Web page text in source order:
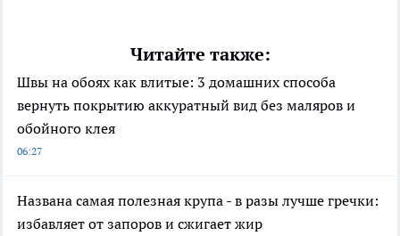
Читайте также:
Швы на обоях как влитые: 3 домашних способа
вернуть покрытию аккуратный вид без маляров и
обойного клея
06:27
Названа самая полезная крупа - в разы лучше гречки:
избавляет от запоров и сжигает жир